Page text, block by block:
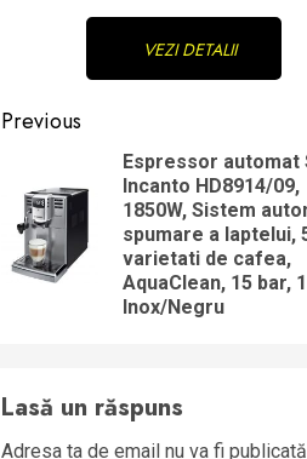
VEZI DETALII
Continue
Reading
Previous
Espressor automat
Incanto HD8914/09,
1850W, Sistem
spumare a laptelui,
varietati de cafea,
AquaClean, 15 bar,
Inox/Negru
Lasă un răspuns
Adresa ta de email nu va fi